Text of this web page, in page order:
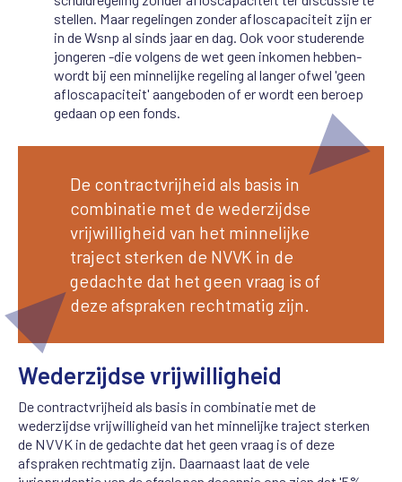
stellen. Maar regelingen zonder afloscapaciteit zijn er
in de Wsnp al sinds jaar en dag. Ook voor studerende
jongeren -die volgens de wet geen inkomen hebben-
wordt bij een minnelijke regeling al langer ofwel 'geen
afloscapaciteit' aangeboden of er wordt een beroep
gedaan op een fonds.
De contractvrijheid als basis in
combinatie met de wederzijdse
vrijwilligheid van het minnelijke
traject sterken de NVVK in de
gedachte dat het geen vraag is of
deze afspraken rechtmatig zijn.
Wederzijdse vrijwilligheid
De contractvrijheid als basis in combinatie met de
wederzijdse vrijwilligheid van het minnelijke traject sterken
de NVVK in de gedachte dat het geen vraag is of deze
afspraken rechtmatig zijn. Daarnaast laat de vele